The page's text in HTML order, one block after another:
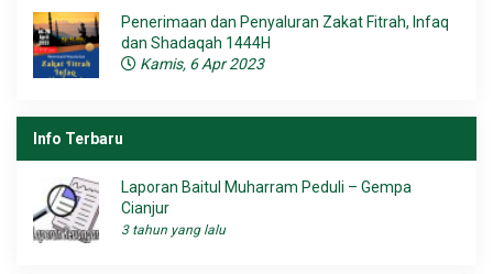
Penerimaan dan Penyaluran Zakat Fitrah, Infaq
dan Shadaqah 1444H
Kamis, 6 Apr 2023
Info Terbaru
Laporan Baitul Muharram Peduli – Gempa
Cianjur
3 tahun yang lalu